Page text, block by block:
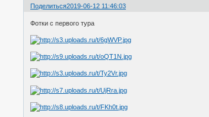
Поделиться2019-06-12 11:46:03
Фотки с первого тура